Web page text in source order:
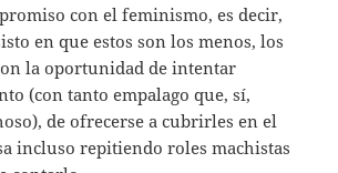
con el feminismo, es decir,
en que estos son los menos, los
la oportunidad de intentar
(con tanto empalago que, sí,
de ofrecerse a cubrirles en el
incluso repitiendo roles machistas